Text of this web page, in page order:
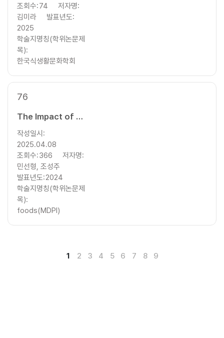
조회수:74
저자명:
김미라
발표년도:
2025
학술지명칭(학위논문제
목):
한국식생활문화학회
76
The Impact of Political Orientation and Government Change on Public Satisfaction with Food Policy in South Korea
작성일시:
2025.04.08
조회수:366
저자명:
민선형, 조성주
발표년도:2024
학술지명칭(학위논문제
목):
foods(MDPI)
1 2 3 4 5 6 7 8 9